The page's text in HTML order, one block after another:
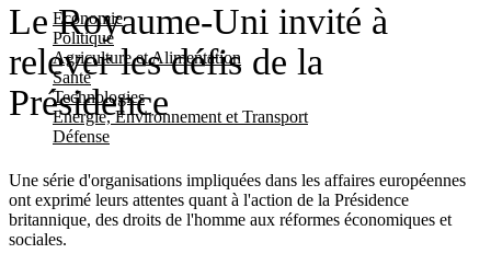
Economie
Politique
Agriculture et Alimentation
Santé
Technologies
Energie, Environnement et Transport
Défense
Le Royaume-Uni invité à
relever les défis de la
Présidence
Une série d'organisations impliquées dans les affaires européennes
ont exprimé leurs attentes quant à l'action de la Présidence
britannique, des droits de l'homme aux réformes économiques et
sociales.